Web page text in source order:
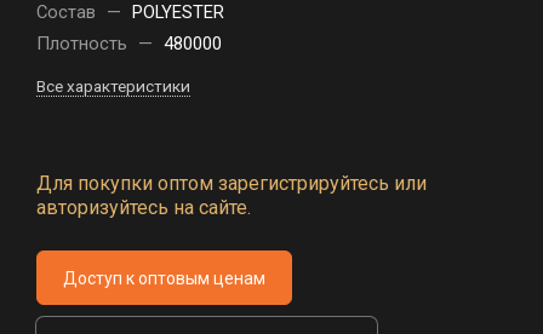
Состав
— POLYESTER
Плотность
— 480000
Все характеристики
Для покупки оптом зарегистрируйтесь или
авторизуйтесь на сайте.
Доступ к оптовым ценам